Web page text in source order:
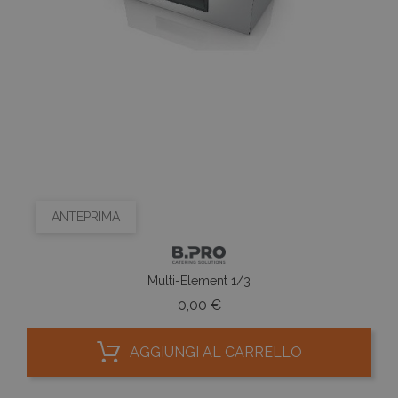
ANTEPRIMA
Multi-Element 1/3
0,00 €Prezzo
AGGIUNGI AL CARRELLO